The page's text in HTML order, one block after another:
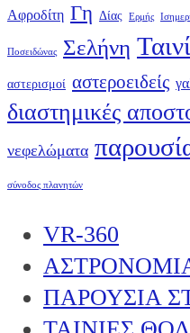
Αφροδίτη Γη Δίας Ερμής
Ποσειδώνας Σελήνη
αστερισμοί αστεροειδείς
διαστημικές
νεφελώματα
σύνοδος πλανητών
VR-360
ΠΑΡΟΥΣΙΑ